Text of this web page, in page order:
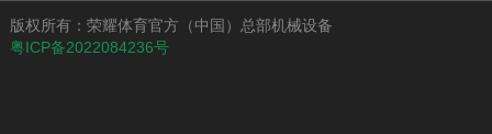
版权所有：荣耀体育官方（中国）总部机械设备
粤ICP备2022084236号